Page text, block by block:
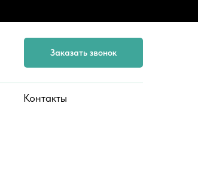
Заказать звонок
Контакты